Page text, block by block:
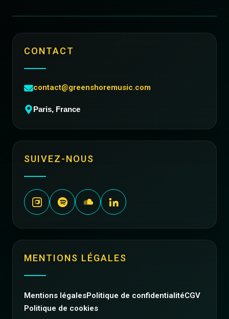
CONTACT
contact@greenshoremusic.com
Paris, France
SUIVEZ-NOUS
MENTIONS LÉGALES
Mentions légalesPolitique de confidentialitéCGV
Politique de cookies